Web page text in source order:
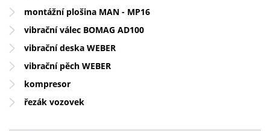
montážní plošina MAN - MP16
vibrační válec BOMAG AD100
vibrační deska WEBER
vibrační pěch WEBER
kompresor
řezák vozovek